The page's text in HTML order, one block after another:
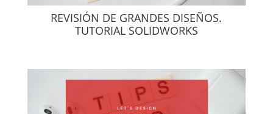
REVISIÓN DE GRANDES DISEÑOS.
TUTORIAL SOLIDWORKS